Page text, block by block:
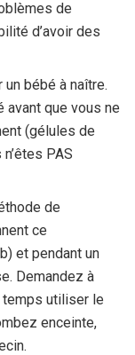
de
d’avoir des
bébé à naître.
que vous ne
(gélules de
PAS
de
ce
et pendant un
Demandez à
temps utiliser le
enceinte,